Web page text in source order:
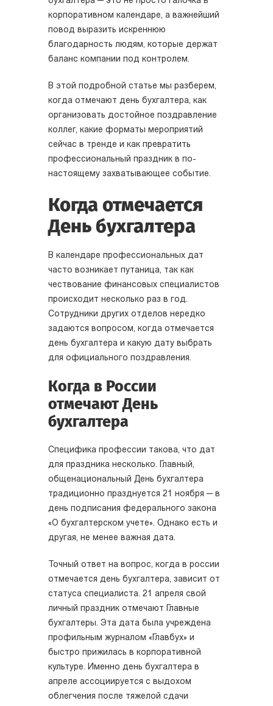
корпоративном календаре, а важнейший
повод выразить искреннюю
благодарность людям, которые держат
баланс компании под контролем.
В этой подробной статье мы разберем,
когда отмечают день бухгалтера, как
организовать достойное поздравление
коллег, какие форматы мероприятий
сейчас в тренде и как превратить
профессиональный праздник в по-
настоящему захватывающее событие.
Когда отмечается
День бухгалтера
В календаре профессиональных дат
часто возникает путаница, так как
чествование финансовых специалистов
происходит несколько раз в год.
Сотрудники других отделов нередко
задаются вопросом, когда отмечается
день бухгалтера и какую дату выбрать
для официального поздравления.
Когда в России
отмечают День
бухгалтера
Специфика профессии такова, что дат
для праздника несколько. Главный,
общенациональный День бухгалтера
традиционно празднуется 21 ноября — в
день подписания федерального закона
«О бухгалтерском учете». Однако есть и
другая, не менее важная дата.
Точный ответ на вопрос, когда в россии
отмечается день бухгалтера, зависит от
статуса специалиста. 21 апреля свой
личный праздник отмечают Главные
бухгалтеры. Эта дата была учреждена
профильным журналом «Главбух» и
быстро прижилась в корпоративной
культуре. Именно день бухгалтера в
апреле ассоциируется с выдохом
облегчения после тяжелой сдачи